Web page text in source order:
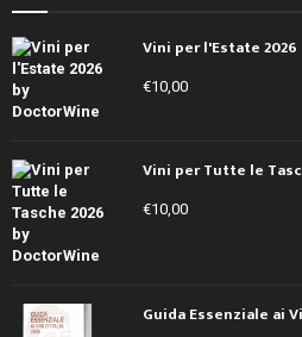
Vini per l'Estate
€10,00
Vini per Tutte le
€10,00
Guida Essenziale ai